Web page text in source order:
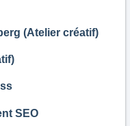
(Atelier créatif)
SEO